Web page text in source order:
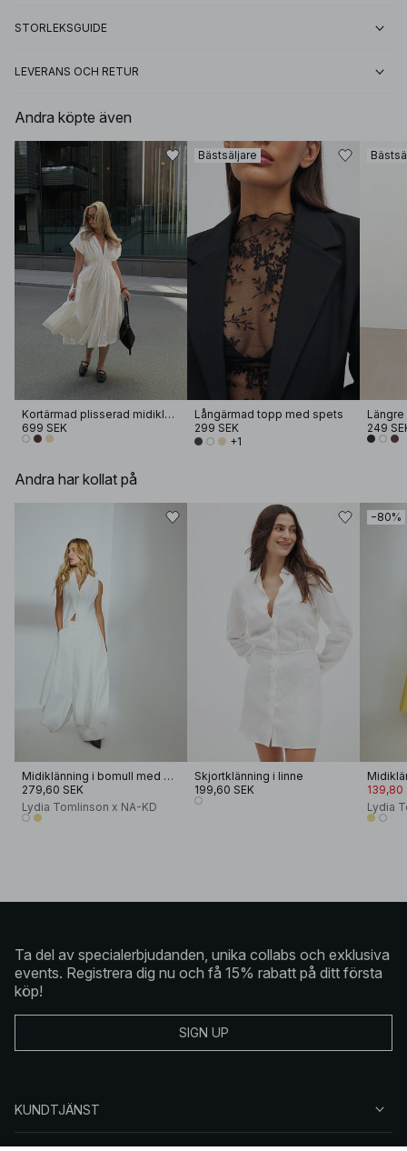
STORLEKSGUIDE
LEVERANS OCH RETUR
Andra köpte även
Kortärmad plisserad midiklänning i bomull
699 SEK
Bästsäljare
Långärmad topp med spets
299 SEK
+1
249
Andra har kollat på
Midiklänning i bomull med knappar
279,60 SEK
Lydia Tomlinson x NA-KD
Skjortklänning i linne
199,60 SEK
−80%
139,80
Lydia
Ta del av specialerbjudanden, unika collabs och exklusiva
events. Registrera dig nu och få 15% rabatt på ditt första
köp!
SIGN UP
KUNDTJÄNST